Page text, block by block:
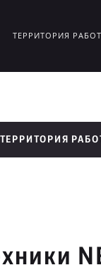
ТЕРРИТОРИЯ
ТЕРРИТОРИЯ